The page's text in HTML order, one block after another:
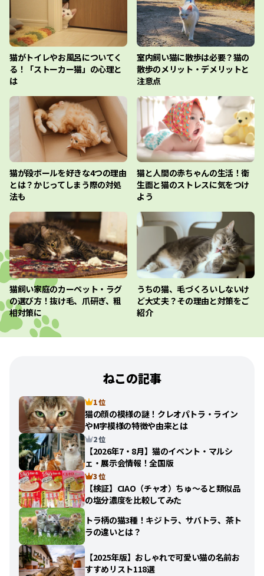
猫がトイレやお風呂についてく
る！「ストーカー猫」の心理と
は
室内飼い猫に散歩は必要？猫の
散歩のメリット・デメリットと
注意点
猫が段ボールを好きな4つの理由
とは？かじってしまう際の対処
法も
猫と人間の赤ちゃんの生活！衛
生面と猫のストレスに気をつけ
よう
猫飼い家庭のカーペット・ラグ
の選び方！抜け毛、爪研ぎ、粗
相対策に
うちの猫、毛づくろいしないけ
ど大丈夫？その理由と対策をご
紹介
ねこの記事
1 位
猫の顔の模様の謎！クレオパトラ・ライン
やM字模様の特徴や由来とは
2 位
【2026年7・8月】猫のイベント・マルシ
ェ・展示会情報！全国版
3 位
【検証】CIAO（チャオ）ちゅ〜ると類似品
の塩分濃度を比較してみた
トラ柄の猫3種！キジトラ、サバトラ、茶ト
ラの違いとは？
【2025年版】おしゃれで可愛い猫の名前お
すすめリスト118選